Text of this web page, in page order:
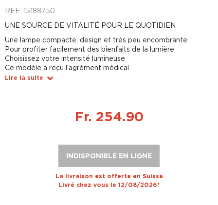
REF. 15188750
UNE SOURCE DE VITALITÉ POUR LE QUOTIDIEN
Une lampe compacte, design et très peu encombrante
Pour profiter facilement des bienfaits de la lumière
Choisissez votre intensité lumineuse
Ce modèle a reçu l'agrément médical
Lire la suite
Fr. 254.90
INDISPONIBLE EN LIGNE
La livraison est offerte en Suisse
Livré chez vous le 12/08/2026*